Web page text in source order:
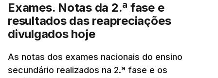
Exames. Notas da 2.ª fase e
resultados das reapreciações
divulgados hoje
As notas dos exames nacionais do ensino
secundário realizados na 2.ª fase e os